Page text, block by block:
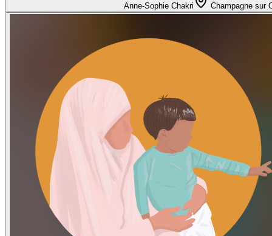
Anne-Sophie Chakri Champagne sur